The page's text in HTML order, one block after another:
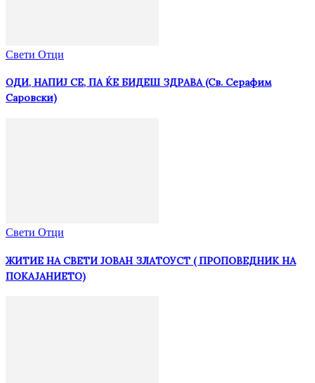
Свети Отци
ОДИ, НАПИЈ СЕ, ПА ЌЕ БИДЕШ ЗДРАВА (Св. Серафим
Саровски)
Свети Отци
ЖИТИЕ НА СВЕТИ ЈОВАН ЗЛАТОУСТ ( ПРОПОВЕДНИК НА
ПОКАЈАНИЕТО)